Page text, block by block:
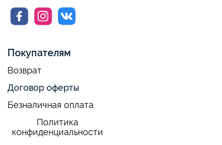
Покупателям
Возврат
Договор оферты
Безналичная оплата
Политика
конфиденциальности